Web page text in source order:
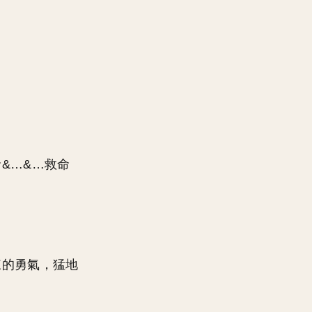
&…&…救命
勇氣，猛地